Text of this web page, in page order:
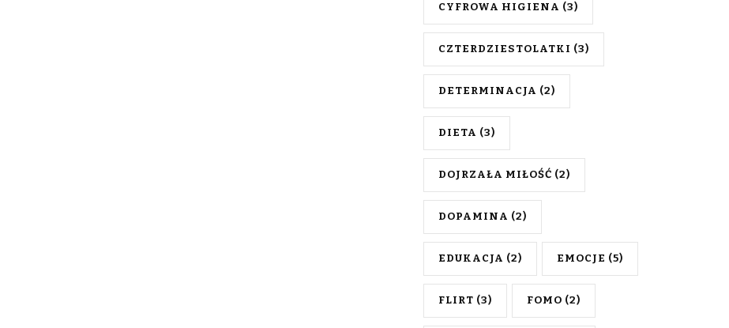
CYFROWA HIGIENA (3)
CZTERDZIESTOLATKI (3)
DETERMINACJA (2)
DIETA (3)
DOJRZAŁA MIŁOŚĆ (2)
DOPAMINA (2)
EDUKACJA (2) EMOCJE (5)
FLIRT (3) FOMO (2)